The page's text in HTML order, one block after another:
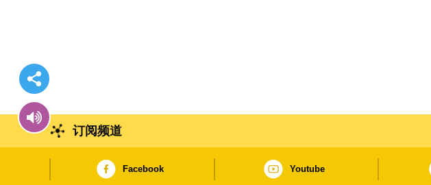
订阅频道
Facebook Youtube